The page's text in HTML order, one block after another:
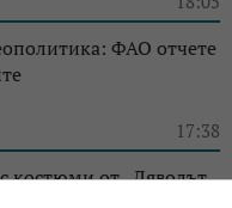
ФАО отчете
17:38
костюми от „Дяволът